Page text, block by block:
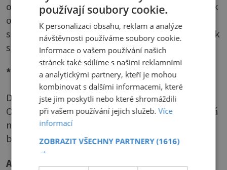
omega 3 tuků. Bohužel je však velmi náchylný k
oxidaci čili žluknutí, a to zvláště lisovaný za
studena. Proto je vhodnější zařadit na jídelníček
spíše lněné semínko.
* Řepkový
Druhá nejlepší volba, pokud jde o omega 3.
Obsahuje 10 % tohoto typu tuků a současně má
nejméně nasycených mastných kyselin z
běžných olejů na trhu.
Antioxidanty: Ovoce a zelenina
používají soubory cookie.
K personalizaci obsahu, reklam a analýze
návštěvnosti používáme soubory cookie.
Informace o vašem používání našich
stránek také sdílíme s našimi reklamními
a analytickými partnery, kteří je mohou
kombinovat s dalšími informacemi, které
jste jim poskytli nebo které shromáždili
při vašem používání jejich služeb.Více
informací
ZOBRAZIT VŠECHNY PARTNERY(1616)
→